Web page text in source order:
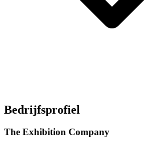
Bedrijfsprofiel
The Exhibition Company